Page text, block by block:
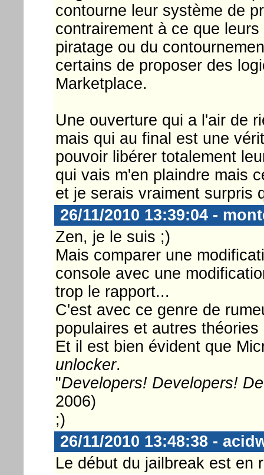
contourne leur système de
contrairement à ce que
piratage ou du
certains de proposer des
Marketplace.
Une ouverture qui a l'air de
mais qui au final est une
pouvoir libérer totalement
qui vais m'en plaindre mais
et je serais vraiment surpris
26/11/2010 13:39:04 -
Zen, je le suis ;)
Mais comparer une
console avec une
trop le rapport...
C'est avec ce genre de
populaires et autres théories
Et il est bien évident que
unlocker.
"Developers! Developers!
2006)
;)
26/11/2010 13:48:38 -
Le début du jailbreak est en